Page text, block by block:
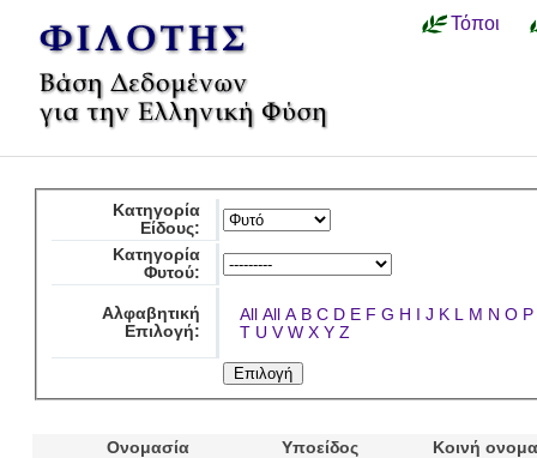
Τόποι
Κατηγορία
Είδους:
Κατηγορία
Φυτού:
Αλφαβητική
Επιλογή:
All All A B C D E F G H I J K L M N O P
T U V W X Y Z
Ονομασία Υποείδος
Κοινή